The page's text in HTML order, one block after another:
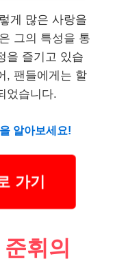
게 많은 사랑을
그의 특성을 통
을 즐기고 있습
, 팬들에게는 할
었습니다.
알아보세요!
가기
휘의